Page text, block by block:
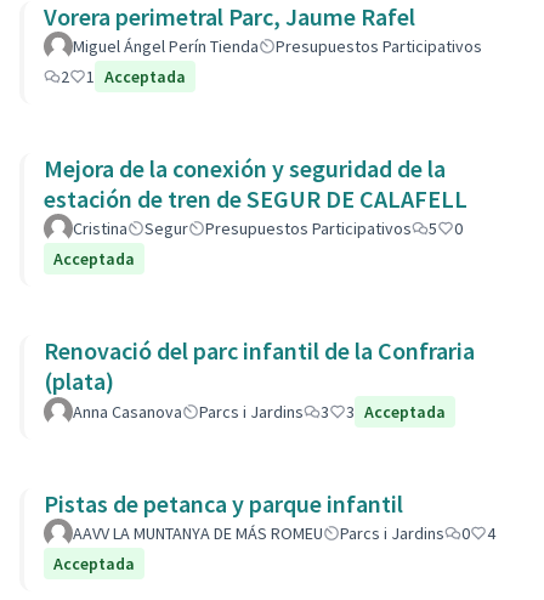
Vorera perimetral Parc, Jaume Rafel
Miguel Ángel Perín Tienda
Presupuestos Participativos
2
1 Acceptada
Mejora de la conexión y seguridad de la
estación de tren de SEGUR DE CALAFELL
Cristina Segur Presupuestos Participativos 5
0
Acceptada
Renovació del parc infantil de la Confraria
(plata)
Anna Casanova Parcs i Jardins 3 3 Acceptada
Pistas de petanca y parque infantil
AAVV LA MUNTANYA DE MÁS ROMEU Parcs i Jardins 0
4
Acceptada